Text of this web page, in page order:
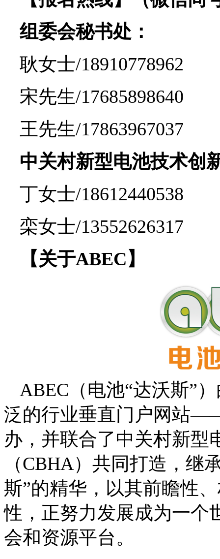
组委会秘书处：
耿女士/18910778962
宋先生/17685898640
王先生/17863967037
中关村新型电池技术创
丁女士/18612440538
栾女士/13552626317
【关于ABEC】
ABEC（电池“达沃斯”
泛的行业垂直门户网站
办，并联合了中关村新型
（CBHA）共同打造，继
斯”的精华，以其前瞻性
性，正努力发展成为一个
会和资源平台。